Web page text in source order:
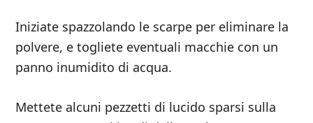
Iniziate spazzolando le scarpe per eliminare la
polvere, e togliete eventuali macchie con un
panno inumidito di acqua.
Mettete alcuni pezzetti di lucido sparsi sulla